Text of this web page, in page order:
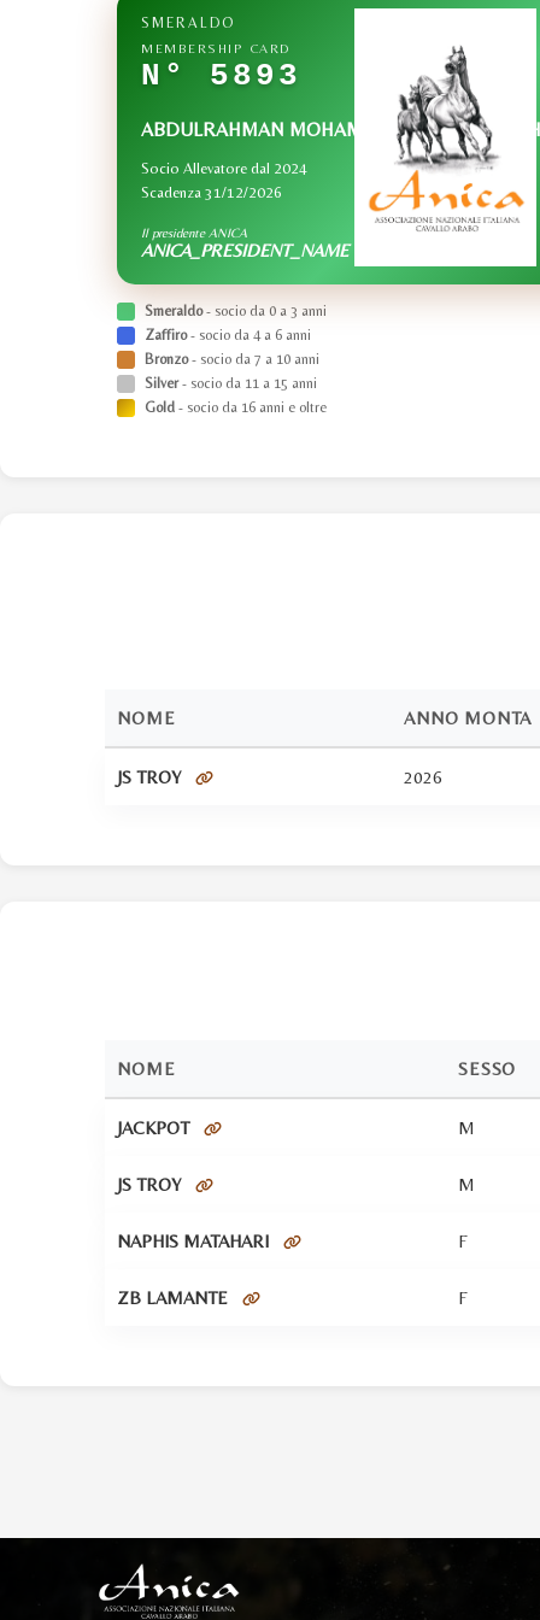
SMERALDO
MEMBERSHIP CARD
N° 5893
ABDULRAHMAN MOHAMED SHARIF
Socio Allevatore dal 2024
Scadenza 31/12/2026
Il presidente ANICA
ANICA_PRESIDENT_NAME
Smeraldo- socio da 0 a 3 anni
Zaffiro- socio da 4 a 6 anni
Bronzo- socio da 7 a 10 anni
Silver- socio da 11 a 15 anni
Gold - socio da 16 anni e oltre
NOME ANNO MONTA
JS TROY 2026
NOME SESSO
JACKPOT M
JS TROY M
NAPHIS MATAHARI F
ZB LAMANTE F